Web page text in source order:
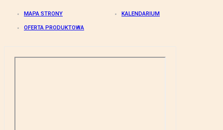
MAPA STRONY KALENDARIUM
OFERTA PRODUKTOWA